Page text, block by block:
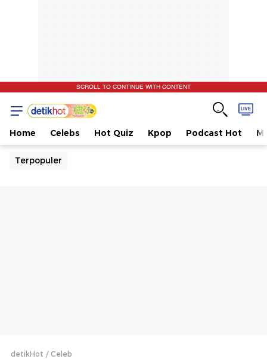
SCROLL TO CONTINUE WITH CONTENT
Home Celebs Hot Quiz Kpop Podcast Hot
Terpopuler
detikHot Celeb